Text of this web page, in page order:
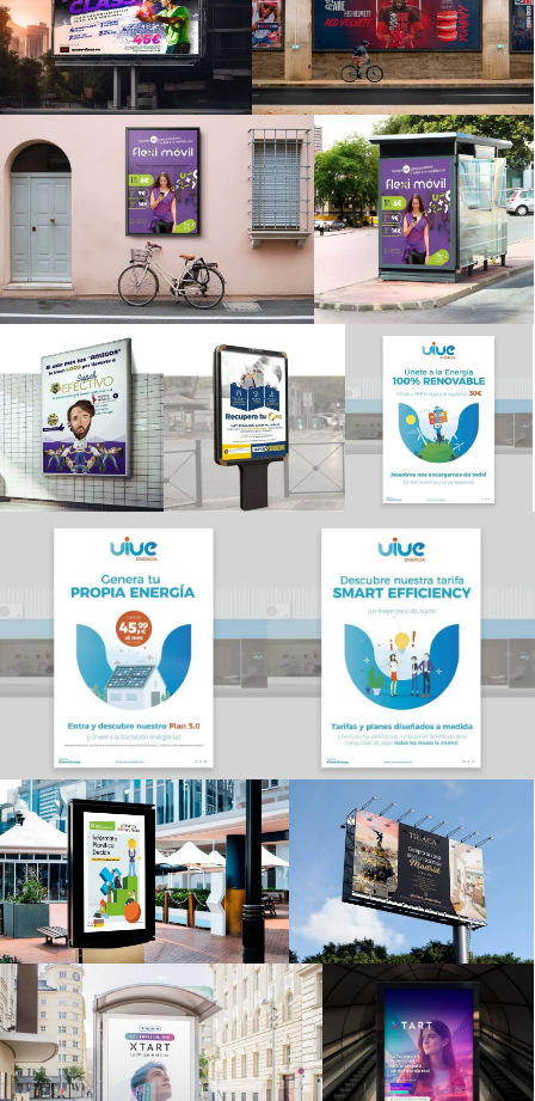
Manual de Identidad Corporativa
DISEÑO GRÁFICO
Diseño Gráfico
Diseño Editorial
Carteles Publicitarios
Campañas Creativas
Diseño de Stands para Ferias
Diseño de Infografías
PACKAGING
Diseño de Empaque
Diseño de Etiqueta
CREATIVIDAD
Campañas de Display
Redes Sociales
Vídeo para Redes Sociales
Diseño de Páginas Web